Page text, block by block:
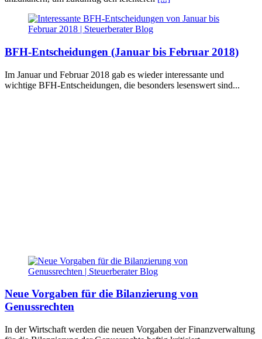
BFH-Entscheidungen (Januar bis Februar 2018)
Im Januar und Februar 2018 gab es wieder interessante und
wichtige BFH-Entscheidungen, die besonders lesenswert sind...
Neue Vorgaben für die Bilanzierung von
Genussrechten
In der Wirtschaft werden die neuen Vorgaben der Finanzverwaltung